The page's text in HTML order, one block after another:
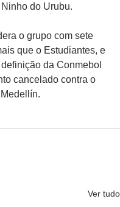
do Urubu.
o grupo com sete
que o Estudiantes, e
da Conmebol
cancelado contra o
Ver tudo